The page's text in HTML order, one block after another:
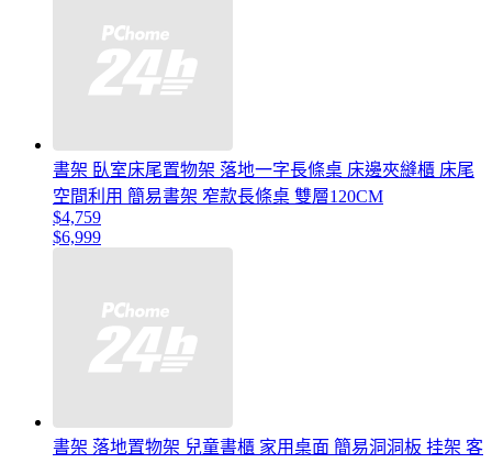
書架 臥室床尾置物架 落地一字長條桌 床邊夾縫櫃 床尾
空間利用 簡易書架 窄款長條桌 雙層120CM
$4,759
$6,999
書架 落地置物架 兒童書櫃 家用桌面 簡易洞洞板 挂架 客